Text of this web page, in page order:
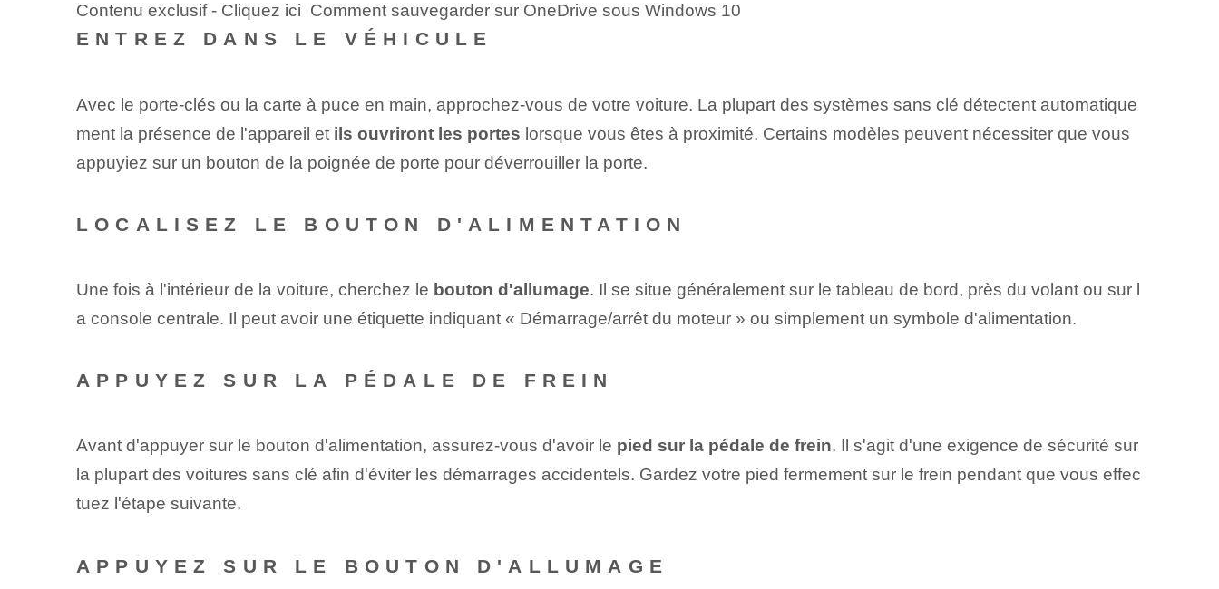
Contenu exclusif - Cliquez ici Comment sauvegarder sur OneDrive sous Windows 10
ENTREZ DANS LE VÉHICULE
Avec le porte-clés ou la carte à puce en main, approchez-vous de votre voiture. La plupart des systèmes sans clé détectent automatique
ment la présence de l'appareil et ils ouvriront les portes lorsque vous êtes à proximité. Certains modèles peuvent nécessiter que vous
appuyiez sur un bouton de la poignée de porte pour déverrouiller la porte.
LOCALISEZ LE BOUTON D'ALIMENTATION
Une fois à l'intérieur de la voiture, cherchez le bouton d'allumage. Il se situe généralement sur le tableau de bord, près du volant ou sur l
a console centrale. Il peut avoir une étiquette⁤ indiquant « Démarrage/arrêt du moteur » ou simplement un symbole d'alimentation.
APPUYEZ SUR LA PÉDALE DE FREIN
Avant d'appuyer‍ sur le bouton d'alimentation, assurez-vous d'avoir le pied sur la pédale de frein. Il s'agit d'une exigence de sécurité sur
la plupart des voitures sans clé afin d'éviter les démarrages accidentels. Gardez votre pied fermement sur le frein pendant que vous effec
tuez l'étape suivante.
APPUYEZ SUR LE BOUTON D'ALLUMAGE